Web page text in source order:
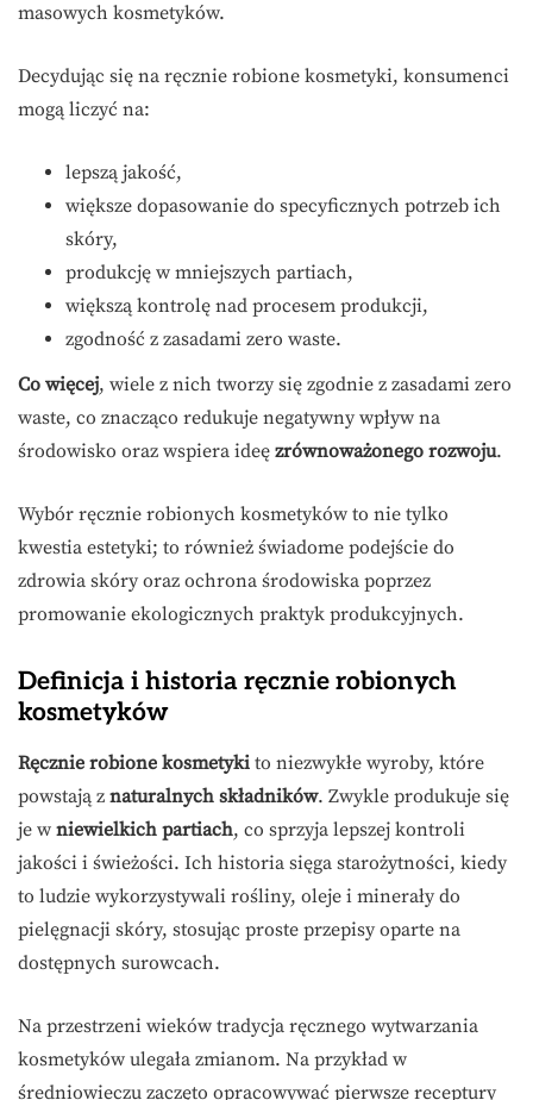
masowych kosmetyków.
Decydując się na ręcznie robione kosmetyki, konsumenci
mogą liczyć na:
lepszą jakość,
większe dopasowanie do specyficznych potrzeb ich
skóry,
produkcję w mniejszych partiach,
większą kontrolę nad procesem produkcji,
zgodność z zasadami zero waste.
Co więcej, wiele z nich tworzy się zgodnie z zasadami zero
waste, co znacząco redukuje negatywny wpływ na
środowisko oraz wspiera ideę zrównoważonego rozwoju.
Wybór ręcznie robionych kosmetyków to nie tylko
kwestia estetyki; to również świadome podejście do
zdrowia skóry oraz ochrona środowiska poprzez
promowanie ekologicznych praktyk produkcyjnych.
Definicja i historia ręcznie robionych
kosmetyków
Ręcznie robione kosmetyki to niezwykłe wyroby, które
powstają z naturalnych składników. Zwykle produkuje się
je w niewielkich partiach, co sprzyja lepszej kontroli
jakości i świeżości. Ich historia sięga starożytności, kiedy
to ludzie wykorzystywali rośliny, oleje i minerały do
pielęgnacji skóry, stosując proste przepisy oparte na
dostępnych surowcach.
Na przestrzeni wieków tradycja ręcznego wytwarzania
kosmetyków ulegała zmianom. Na przykład w
średniowieczu zaczęto opracowywać pierwsze receptury